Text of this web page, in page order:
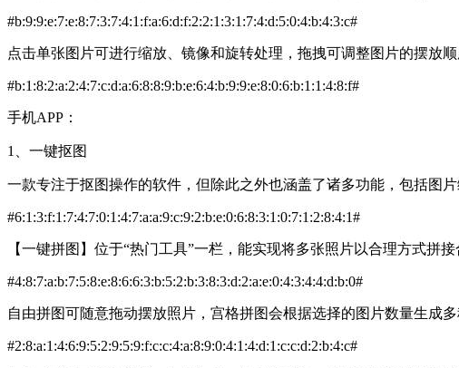
#b:9:9:e:7:e:8:7:3:7:4:1:f:a:6:d:f:2:2:1:3:1:7:4:d:5:0:4:b:4:3:c#
点击单张图片可进行缩放、镜像和旋转处理，拖拽可调整图片的摆放
#b:1:8:2:a:2:4:7:c:d:a:6:8:8:9:b:e:6:4:b:9:9:e:8:0:6:b:1:1:4:8:f#
手机APP：
1、一键抠图
一款专注于抠图操作的软件，但除此之外也涵盖了诸多功能，包括图
#6:1:3:f:1:7:4:7:0:1:4:7:a:a:9:c:9:2:b:e:0:6:8:3:1:0:7:1:2:8:4:1#
【一键拼图】位于“热门工具”一栏，能实现将多张照片以合理方式拼
#4:8:7:a:b:7:5:8:e:8:6:6:3:b:5:2:b:3:8:3:d:2:a:e:0:4:3:4:4:d:b:0#
自由拼图可随意拖动摆放照片，宫格拼图会根据选择的图片数量生成
#2:8:a:1:4:6:9:5:2:9:5:9:f:c:c:4:a:8:9:0:4:1:4:d:1:c:c:d:2:b:4:c#